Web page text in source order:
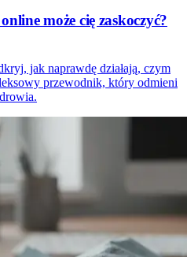
może cię zaskoczyć?
jak naprawdę działają, czym
przewodnik, który odmieni